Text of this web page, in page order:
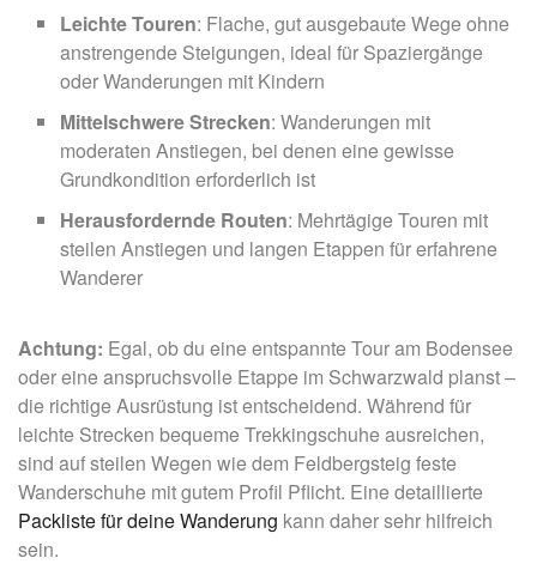
Leichte Touren: Flache, gut ausgebaute Wege ohne
anstrengende Steigungen, ideal für Spaziergänge
oder Wanderungen mit Kindern
Mittelschwere Strecken: Wanderungen mit
moderaten Anstiegen, bei denen eine gewisse
Grundkondition erforderlich ist
Herausfordernde Routen: Mehrtägige Touren mit
steilen Anstiegen und langen Etappen für erfahrene
Wanderer
Achtung: Egal, ob du eine entspannte Tour am Bodensee
oder eine anspruchsvolle Etappe im Schwarzwald planst –
die richtige Ausrüstung ist entscheidend. Während für
leichte Strecken bequeme Trekkingschuhe ausreichen,
sind auf steilen Wegen wie dem Feldbergsteig feste
Wanderschuhe mit gutem Profil Pflicht. Eine detaillierte
Packliste für deine Wanderung kann daher sehr hilfreich
sein.